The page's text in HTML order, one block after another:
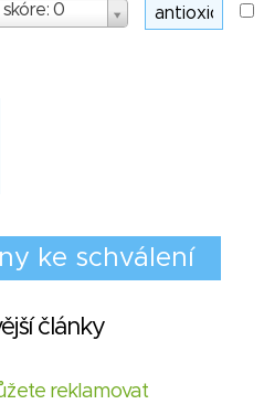
skóre: 0
články
reklamovat